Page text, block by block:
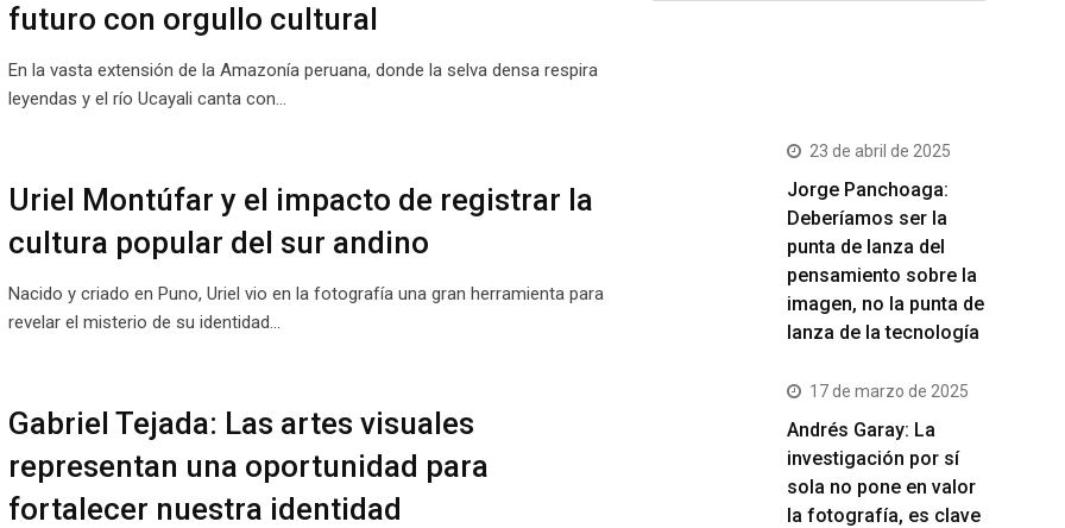
futuro con orgullo cultural
En la vasta extensión de la Amazonía peruana, donde la selva densa respira
leyendas y el río Ucayali canta con…
Uriel Montúfar y el impacto de registrar la
cultura popular del sur andino
Nacido y criado en Puno, Uriel vio en la fotografía una gran herramienta para
revelar el misterio de su identidad…
Gabriel Tejada: Las artes visuales
representan una oportunidad para
fortalecer nuestra identidad
23 de abril de 2025
Jorge Panchoaga:
Deberíamos ser la
punta de lanza del
pensamiento sobre la
imagen, no la punta de
lanza de la tecnología
17 de marzo de 2025
Andrés Garay: La
investigación por sí
sola no pone en valor
la fotografía, es clave